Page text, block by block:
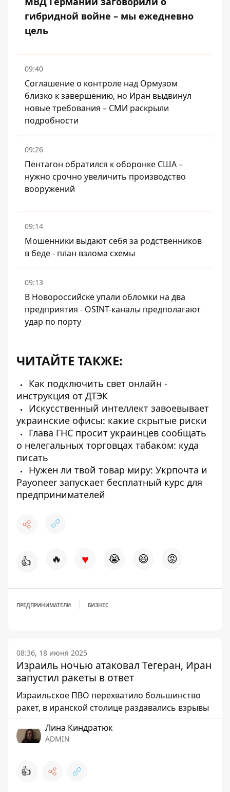
гибридной войне – мы ежедневно
цель
09:40
Соглашение о контроле над Ормузом
близко к завершению, но Иран выдвинул
новые требования – СМИ раскрыли
подробности
09:26
Пентагон обратился к оборонке США –
нужно срочно увеличить производство
вооружений
09:14
Мошенники выдают себя за родственников
в беде - план взлома схемы
09:13
В Новороссийске упали обломки на два
предприятия - OSINT-каналы предполагают
удар по порту
ЧИТАЙТЕ ТАКЖЕ:
Как подключить свет онлайн -
инструкция от ДТЭК
Искусственный интеллект завоевывает
украинские офисы: какие скрытые риски
Глава ГНС ​​просит украинцев сообщать
о нелегальных торговцах табаком: куда
писать
Нужен ли твой товар миру: Укрпочта и
Payoneer запускает бесплатный курс для
предпринимателей
👍 🔥 ♥ 😭 😆 😡
ПРЕДПРИНИМАТЕЛИ БИЗНЕС
08:36, 18 июня 2025
Израиль ночью атаковал Тегеран, Иран
запустил ракеты в ответ
Израильское ПВО перехватило большинство
ракет, в иранской столице раздавались взрывы
Лина Киндратюк
ADMIN
👍